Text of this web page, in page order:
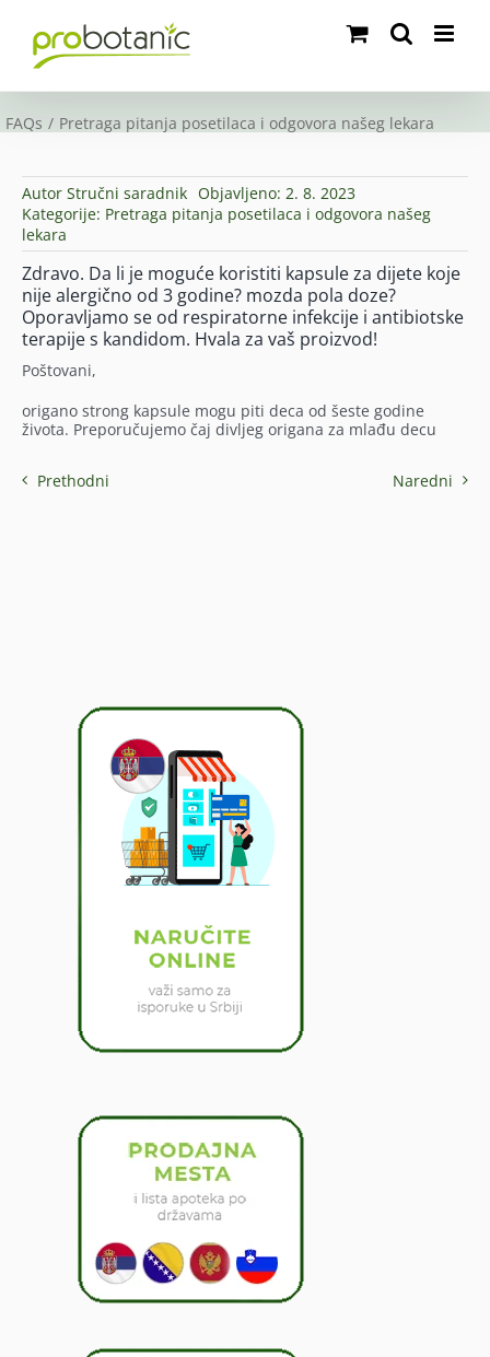
content
FAQs Pretraga pitanja posetilaca i odgovora našeg lekara
Autor Stručni saradnik Objavljeno: 2. 8. 2023
Kategorije: Pretraga pitanja posetilaca i odgovora našeg
lekara
Zdravo. Da li je moguće koristiti kapsule za dijete koje
nije alergično od 3 godine? mozda pola doze?
Oporavljamo se od respiratorne infekcije i antibiotske
terapije s kandidom. Hvala za vaš proizvod!
Poštovani,
origano strong kapsule mogu piti deca od šeste godine
života. Preporučujemo čaj divljeg origana za mlađu decu
Prethodni Naredni